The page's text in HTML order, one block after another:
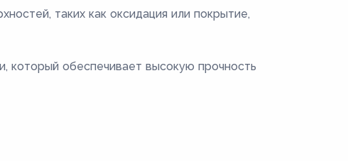
таких как оксидация или покрытие,
который обеспечивает высокую прочность